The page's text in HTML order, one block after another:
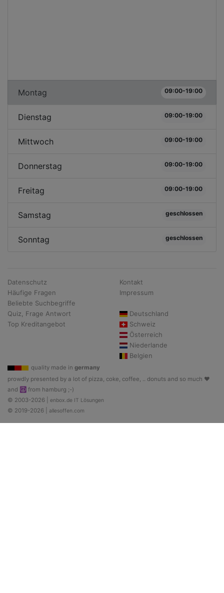
Montag 09:00-19:00
Dienstag 09:00-19:00
Mittwoch 09:00-19:00
Donnerstag 09:00-19:00
Freitag 09:00-19:00
Samstag geschlossen
Sonntag geschlossen
Datenschutz
Häufige Fragen
Beliebte Suchbegriffe
Quiz, Frage Antwort
Top Kreditangebot
Kontakt
Impressum
Deutschland
Schweiz
Österreich
Niederlande
Belgien
quality made in germany
prowdly presented by a lot of pizza, coke, coffee, .. donuts and so much ♥
and ☮ from hamburg ;-)
© 2003-2026 | enbox.de IT Lösungen
© 2019-2026 | allesoffen.com